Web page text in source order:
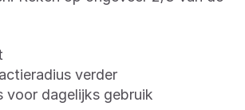
verder
voor dagelijks gebruik